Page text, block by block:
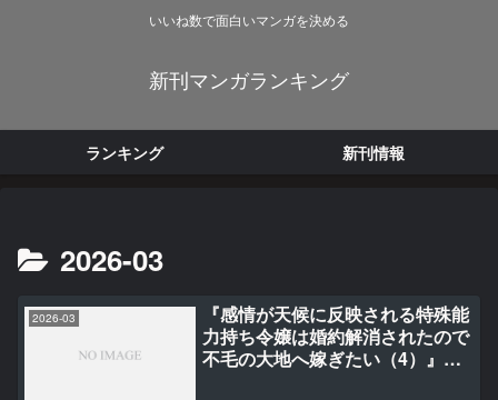
いいね数で面白いマンガを決める
新刊マンガランキング
ランキング 新刊情報
2026-03
2026-03
『感情が天候に反映される特殊能
力持ち令嬢は婚約解消されたので
不毛の大地へ嫁ぎたい（4）』菜